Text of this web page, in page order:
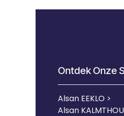
Ontdek Onze
Alsan EEKLO >
Alsan